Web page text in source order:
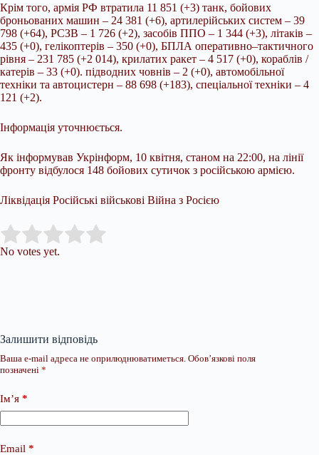
Крім того, армія РФ втратила 11 851 (+3) танк, бойових
броньованих машин – 24 381 (+6), артилерійських систем – 39
798 (+64), РСЗВ – 1 726 (+2), засобів ППО – 1 344 (+3), літаків –
435 (+0), гелікоптерів – 350 (+0), БПЛА оперативно–тактичного
рівня – 231 785 (+2 014), крилатих ракет – 4 517 (+0), кораблів /
катерів – 33 (+0). підводних човнів – 2 (+0), автомобільної
техніки та автоцистерн – 88 698 (+183), спеціальної техніки – 4
121 (+2).
Інформація уточнюється.
Як інформував Укрінформ, 10 квітня, станом на 22:00, на лінії
фронту відбулося 148 бойових сутичок з російською армією.
Ліквідація Російські військові Війна з Росією
Rate this item:
No votes yet.
Залишити відповідь
Ваша e-mail адреса не оприлюднюватиметься. Обов’язкові поля
позначені *
Ім’я *
Email *